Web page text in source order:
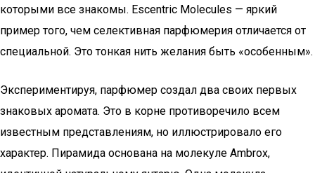
которыми все знакомы. Escentric Molecules — яркий
пример того, чем селективная парфюмерия отличается от
специальной. Это тонкая нить желания быть «особенным».
Экспериментируя, парфюмер создал два своих первых
знаковых аромата. Это в корне противоречило всем
известным представлениям, но иллюстрировало его
характер. Пирамида основана на молекуле Ambrox,